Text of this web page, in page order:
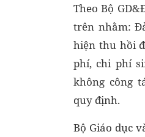
Theo Bộ
trên nhằm:
hiện thu hồi
phí, chi phí
không công
quy định.
Bộ Giáo dục